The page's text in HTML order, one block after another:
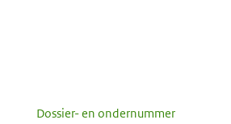
Dossier- en ondernummer